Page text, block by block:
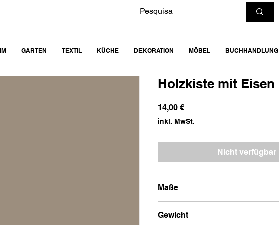
GARTEN TEXTIL KÜCHE DEKORATION MÖBEL BUCHHANDLUNG
Holzkiste mit Eisen
14,00 €Preis
inkl. MwSt.
Nicht verfügbar
Maße
Gewicht